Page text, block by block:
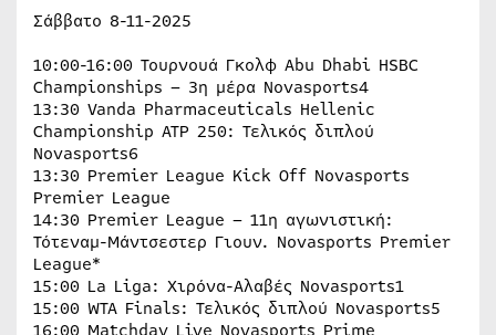
Σάββατο 8-11-2025
10:00-16:00 Τουρνουά Γκολφ Abu Dhabi HSBC
Championships – 3η μέρα Novasports4
13:30 Vanda Pharmaceuticals Hellenic
Championship ATP 250: Τελικός διπλού
Novasports6
13:30 Premier League Kick Off Novasports
Premier League
14:30 Premier League – 11η αγωνιστική:
Τότεναμ-Μάντσεστερ Γιουν. Novasports Premier
League*
15:00 La Liga: Χιρόνα-Αλαβές Novasports1
15:00 WTA Finals: Τελικός διπλού Novasports5